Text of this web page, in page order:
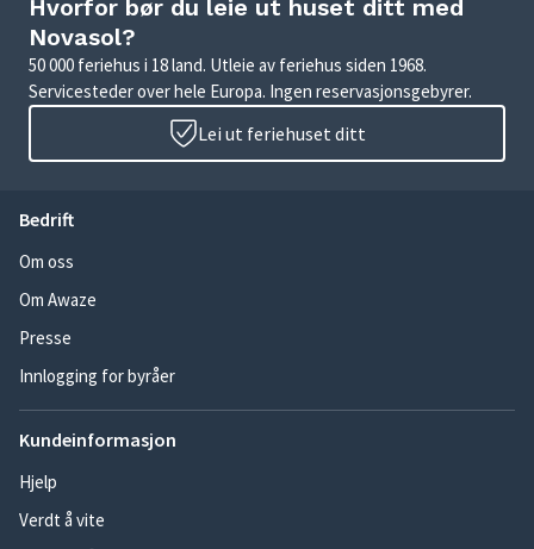
Hvorfor bør du leie ut huset ditt med
Novasol?
50 000 feriehus i 18 land. Utleie av feriehus siden 1968.
Servicesteder over hele Europa. Ingen reservasjonsgebyrer.
Lei ut feriehuset ditt
Bedrift
Om oss
Om Awaze
Presse
Innlogging for byråer
Kundeinformasjon
Hjelp
Verdt å vite